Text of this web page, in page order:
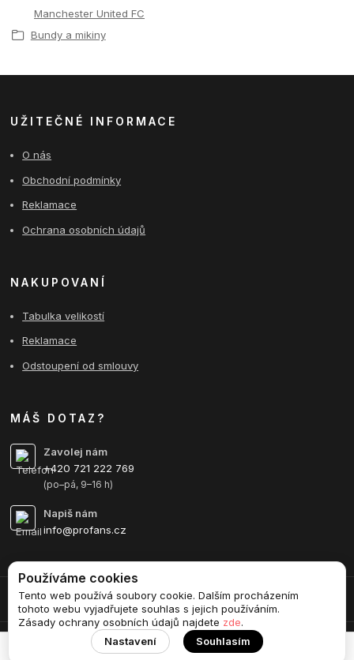
Manchester United FC
Bundy a mikiny
UŽITEČNÉ INFORMACE
O nás
Obchodní podmínky
Reklamace
Ochrana osobních údajů
NAKUPOVANÍ
Tabulka velikostí
Reklamace
Odstoupení od smlouvy
MÁŠ DOTAZ?
Zavolej nám
+420 721 222 769
(po–pá, 9–16 h)
Napiš nám
info@profans.cz
Upravit sběr cookies.
Vytvořeno na Eshop-rychle.cz
Používáme cookies
Tento web používá soubory cookie. Dalším procházením
tohoto webu vyjadřujete souhlas s jejich používáním.
Zásady ochrany osobních údajů najdete zde.
Nastavení
Souhlasím